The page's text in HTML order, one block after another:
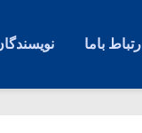
ارتباط باما